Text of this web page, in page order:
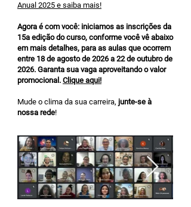
Anual 2025 e saiba mais!
Agora é com você: iniciamos as inscrições da
15a edição do curso, conforme você vê abaixo
em mais detalhes, para as aulas que ocorrem
entre 18 de agosto de 2026 a 22 de outubro de
2026. Garanta sua vaga aproveitando o valor
promocional. Clique aqui!
Mude o clima da sua carreira, junte-se à
nossa rede!